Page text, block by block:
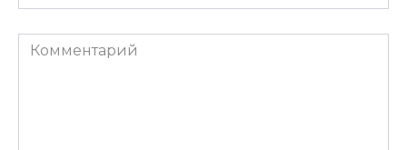
*
Комментарий